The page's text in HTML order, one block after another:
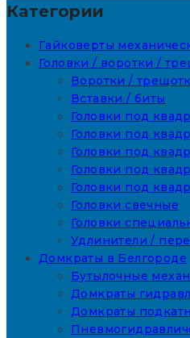
Категории
Гайковерты
Головки / воротки /
Воротки /
Вставки / биты
Головки под
Головки под
Головки под
Головки под
Головки под
Головки свечные
Головки
Удлинители /
Домкраты в Белгороде
Бутылочные
Домкраты
Домкраты